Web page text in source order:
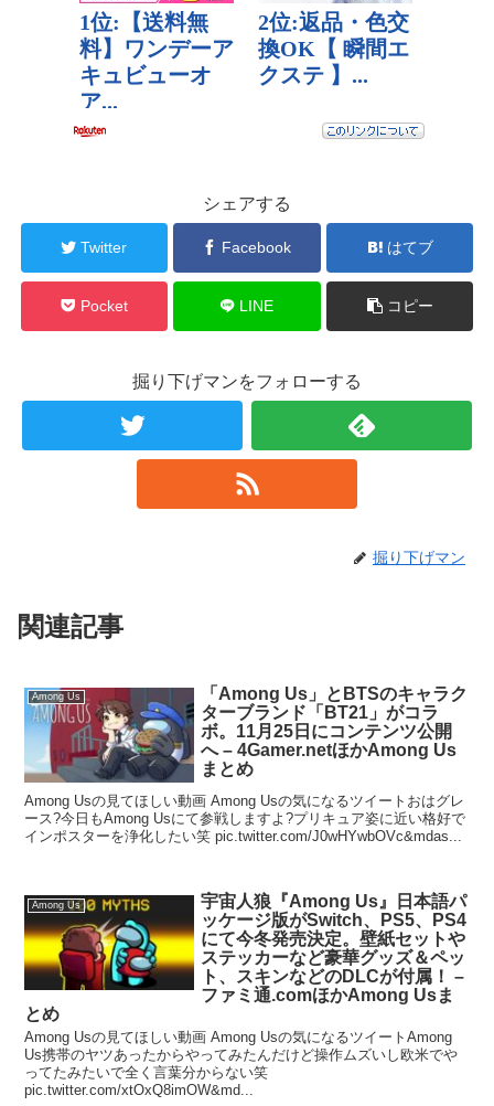
シェアする
Twitter Facebook はてブ
Pocket LINE コピー
掘り下げマンをフォローする
掘り下げマン
関連記事
Among Us
「Among Us」とBTSのキャラク
ターブランド「BT21」がコラ
ボ。11月25日にコンテンツ公開
へ – 4Gamer.netほかAmong Us
まとめ
Among Usの見てほしい動画 Among Usの気になるツイートおはグレ
ース?今日もAmong Usにて参戦しますよ?プリキュア姿に近い格好で
インポスターを浄化したい笑 pic.twitter.com/J0wHYwbOVc&mdas...
Among Us
宇宙人狼『Among Us』日本語パ
ッケージ版がSwitch、PS5、PS4
にて今冬発売決定。壁紙セットや
ステッカーなど豪華グッズ＆ペッ
ト、スキンなどのDLCが付属！ –
ファミ通.comほかAmong Usま
とめ
Among Usの見てほしい動画 Among Usの気になるツイートAmong
Us携帯のヤツあったからやってみたんだけど操作ムズいし欧米でや
ってたみたいで全く言葉分からない笑
pic.twitter.com/xtOxQ8imOW&md...